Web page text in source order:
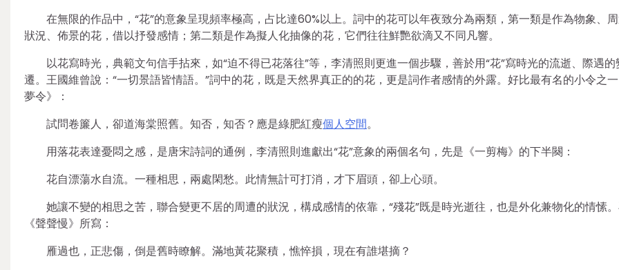
在無限的作品中，“花”的意象呈現頻率極高，占比達60%以上。詞中的花可以年夜致分為兩類，第一類是作為物象、
狀況、佈景的花，借以抒發感情；第二類是作為擬人化抽像的花，它們往往鮮艷欲滴又不同凡響。
以花寫時光，典範文句信手拈來，如“迫不得已花落往”等，李清照則更進一個步驟，善於用“花”寫時光的流逝、際遇的
遷。王國維曾說：“一切景語皆情語。”詞中的花，既是天然界真正的的花，更是詞作者感情的外露。好比最有名的小令之
夢令》：
試問卷簾人，卻道海棠照舊。知否，知否？應是綠肥紅瘦個人空間。
用落花表達憂悶之感，是唐宋詩詞的通例，李清照則進獻出“花”意象的兩個名句，先是《一剪梅》的下半闋：
花自漂蕩水自流。一種相思，兩處閑愁。此情無計可打消，才下眉頭，卻上心頭。
她讓不變的相思之苦，聯合變更不居的周遭的狀況，構成感情的依靠，“殘花”既是時光逝往，也是外化兼物化的情愫
《聲聲慢》所寫：
雁過也，正悲傷，倒是舊時瞭解。滿地黃花聚積，憔悴損，現在有誰堪摘？